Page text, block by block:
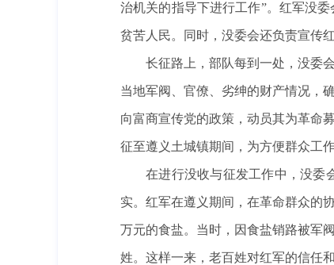
治机关的指导下进行工作”。红军没
贫苦人民。同时，没委会还负责宣传
长征路上，部队每到一处，没委
当地军阀、官僚、劣绅的财产情况，
向富商宣传党的政策，动员其为革命
征至遵义土城镇期间，为方便群众工
在进行没收与征发工作中，没委
实。红军在遵义期间，在革命群众的
万元的食盐。当时，因食盐销路被军
姓。这样一来，老百姓对红军的信任